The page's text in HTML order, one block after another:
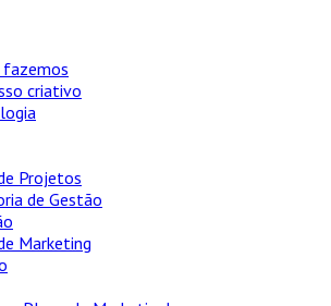
fazemos
criativo
Projetos
de Gestão
Marketing